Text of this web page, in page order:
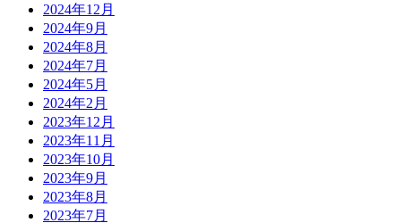
2024年12月
2024年9月
2024年8月
2024年7月
2024年5月
2024年2月
2023年12月
2023年11月
2023年10月
2023年9月
2023年8月
2023年7月